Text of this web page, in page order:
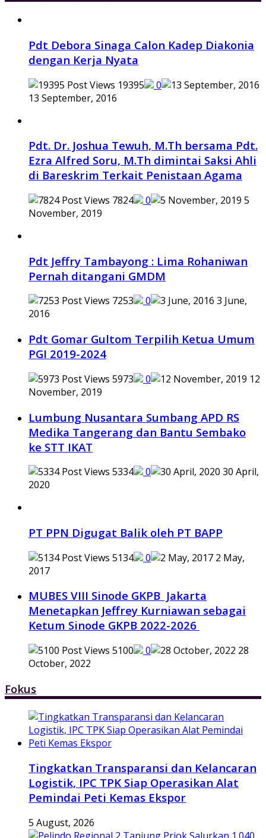
Pdt Debora Sinaga Calon Kadep Diakonia
dengan Kerja Nyata
19395
0
13 September, 2016
Pdt. Dr. Joshua Tewuh, M.Th bersama Pdt.
Ezra Alfred Soru, M.Th dimintai Saksi Ahli
di Bareskrim Terkait Penistaan Agama
7824 0
5
November, 2019
Pdt Jeffry Tambayong : Lima Rohaniwan
Pernah ditangani GMDM
7253 0
3 June,
2016
Pdt Gomar Gultom Terpilih Ketua Umum
PGI 2019-2024
5973 0
12
November, 2019
Lumbung Nusantara Sumbang APD RS
Medika Tangerang dan Bantu Sembako
ke STT IKAT
5334 0
30 April,
2020
PT PPN Digugat Balik oleh PT BAPP
5134 0
2 May,
2017
MUBES VIII Sinode GKPB Jakarta
Menetapkan Jeffrey Kurniawan sebagai
Ketum Sinode GKPB 2022-2026
5100 0
28
October, 2022
Fokus
Tingkatkan Transparansi dan Kelancaran
Logistik, IPC TPK Siap Operasikan Alat
Pemindai Peti Kemas Ekspor
5 August, 2026